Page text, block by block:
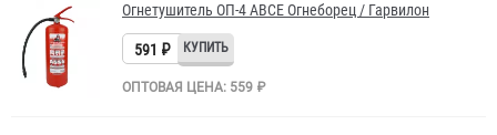
Огнетушитель ОП-4 АВСЕ Огнеборец / Гарвилон
591 ₽
ОПТОВАЯ ЦЕНА: 559 ₽